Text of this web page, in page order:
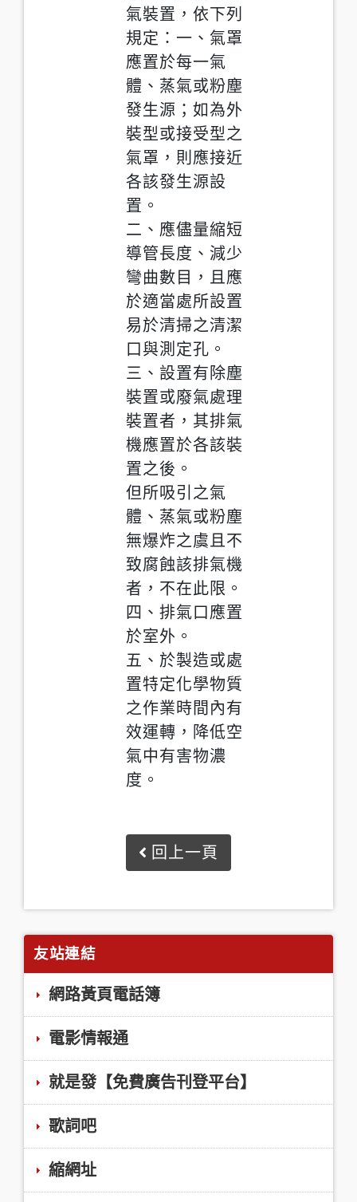
氣裝置，依下列
規定：一、氣罩
應置於每一氣
體、蒸氣或粉塵
發生源；如為外
裝型或接受型之
氣罩，則應接近
各該發生源設
置。
二、應儘量縮短
導管長度、減少
彎曲數目，且應
於適當處所設置
易於清掃之清潔
口與測定孔。
三、設置有除塵
裝置或廢氣處理
裝置者，其排氣
機應置於各該裝
置之後。
但所吸引之氣
體、蒸氣或粉塵
無爆炸之虞且不
致腐蝕該排氣機
者，不在此限。
四、排氣口應置
於室外。
五、於製造或處
置特定化學物質
之作業時間內有
效運轉，降低空
氣中有害物濃
度。
回上一頁
友站連結
網路黃頁電話簿
電影情報通
就是發【免費廣告刊登平台】
歌詞吧
縮網址